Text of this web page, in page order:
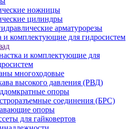
ножницы
цилиндры
арматурорезы
и комплектующие для гидросистем
и комплектующие для
многоходовые
высокого давления (РВД)
опоры
соединения (БРС)
опоры
для гайковертов